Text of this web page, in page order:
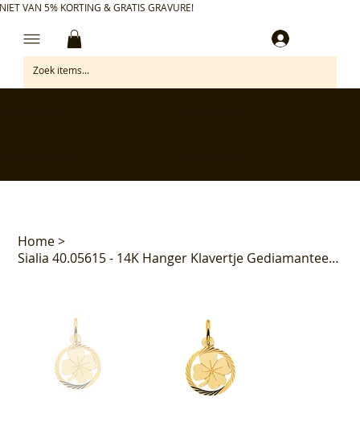
VAN 5% KORTING & GRATIS GRAVURE!
Home>
Sialia 40.05615 - 14K Hanger Klavertje Gediamanteerd